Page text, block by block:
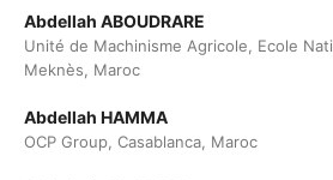
Abdellah ABOUDRARE
Unité de Machinisme Agricole, Ecole
Meknès, Maroc
Abdellah HAMMA
OCP Group, Casablanca, Maroc